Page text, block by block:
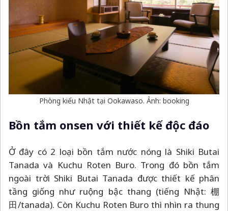
Phòng kiểu Nhật tại Ookawaso. Ảnh: booking
Bồn tắm onsen với thiết kế độc đáo
Ở đây có 2 loại bồn tắm nước nóng là Shiki Butai
Tanada và Kuchu Roten Buro. Trong đó bồn tắm
ngoài trời Shiki Butai Tanada được thiết kế phân
tầng giống như ruộng bậc thang (tiếng Nhật: 棚
田/tanada). Còn Kuchu Roten Buro thì nhìn ra thung